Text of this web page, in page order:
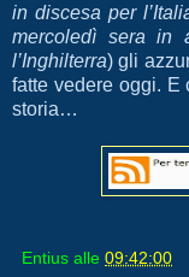
in discesa per
mercoledì sera in
l’Inghilterra) gli
fatte vedere oggi. E
storia…
Entius alle 09:42:00